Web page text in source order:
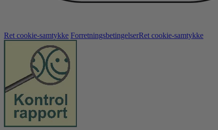
Ret cookie-samtykke ForretningsbetingelserRet cookie-samtykke